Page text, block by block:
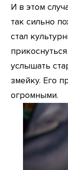
И в этом
так сильно
стал
услышать
змейку. Его
огромными.